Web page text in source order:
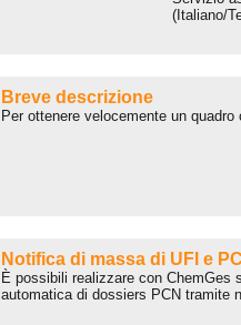
(Italiano/
Breve descrizione
Per ottenere velocemente un
Notifica di massa di UFI e
È possibili realizzare con
automatica di dossiers PCN tramite